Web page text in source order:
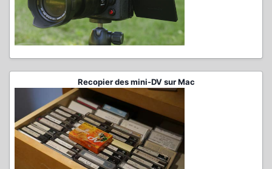
Recopier des mini-DV sur Mac